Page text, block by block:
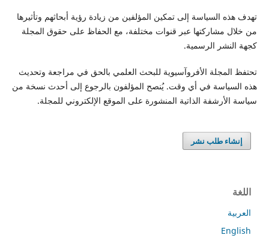
تهدف هذه السياسة إلى تمكين المؤلفين من زيادة رؤية أبحاثهم وتأثيرها
من خلال مشاركتها عبر قنوات مختلفة، مع الحفاظ على حقوق المجلة
كجهة النشر الرسمية.
تحتفظ المجلة الأفروآسيوية للبحث العلمي بالحق في مراجعة وتحديث
هذه السياسة في أي وقت. يُنصح المؤلفون بالرجوع إلى أحدث نسخة من
سياسة الأرشفة الذاتية المنشورة على الموقع الإلكتروني للمجلة.
إنشاء طلب نشر
اللغة
العربية
English